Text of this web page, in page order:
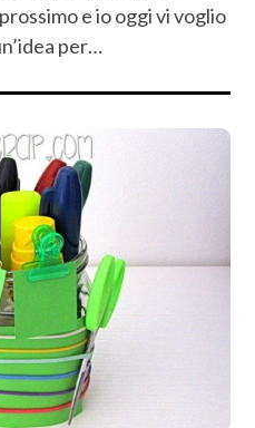
e io oggi vi voglio
per…